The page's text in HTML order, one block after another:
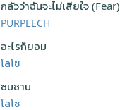
กลัวว่าฉันจะไม่เสียใจ (Fear)
PURPEECH
อะไรก็ยอม
โลโซ
ซมซาน
โลโซ